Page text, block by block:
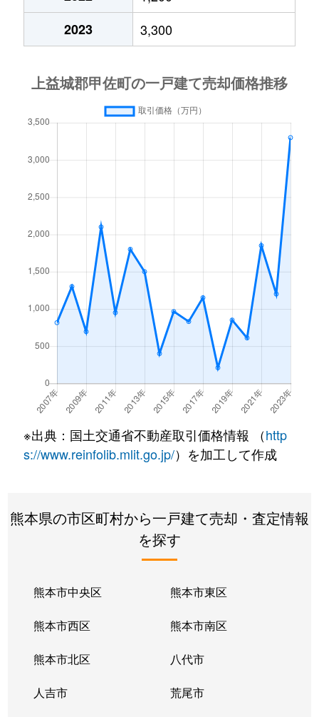
2023
3,300
※出典：国土交通省不動産取引価格情報 （http
s://www.reinfolib.mlit.go.jp/）を加工して作成
熊本県の市区町村から一戸建て売却・査定情報
を探す
熊本市中央区 熊本市東区
熊本市西区 熊本市南区
熊本市北区 八代市
人吉市 荒尾市